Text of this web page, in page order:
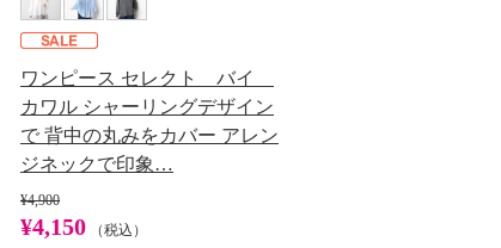
ワンピース セレクト バイ
カワル シャーリングデザイン
で 背中の丸みをカバー アレン
ジネックで印象…
¥4,900
¥4,150 （税込）